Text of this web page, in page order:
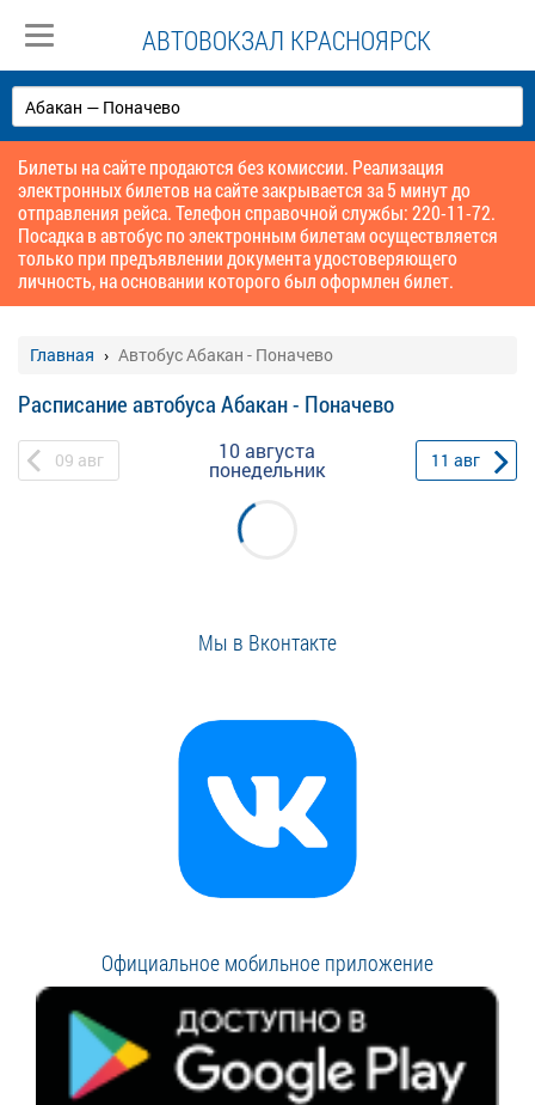
АВТОВОКЗАЛ КРАСНОЯРСК
Билеты на сайте продаются без комиссии. Реализация
электронных билетов на сайте закрывается за 5 минут до
отправления рейса. Телефон справочной службы: 220-11-72.
Посадка в автобус по электронным билетам осуществляется
только при предъявлении документа удостоверяющего
личность, на основании которого был оформлен билет.
Главная Автобус Абакан - Поначево
Расписание автобуса Абакан - Поначево
09 авг 10 августа
понедельник 11 авг
Мы в Вконтакте
Официальное мобильное приложение